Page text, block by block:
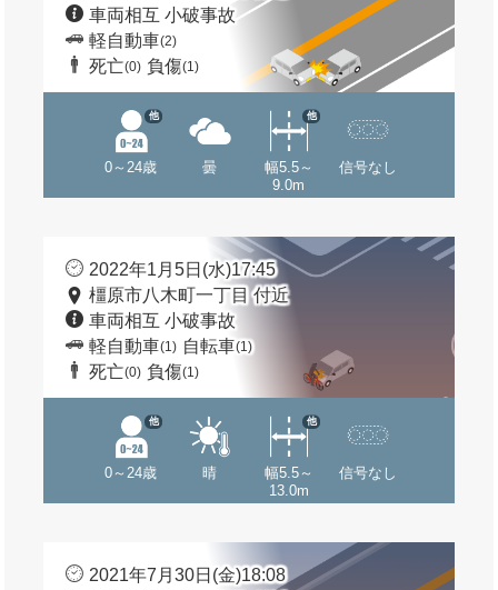
車両相互 小破事故
軽自動車(2)
死亡(0) 負傷(1)
0～24歳
他
曇
幅5.5～
9.0m
他
信号なし
2022年1月5日(水)17:45
橿原市八木町一丁目 付近
車両相互 小破事故
軽自動車(1) 自転車(1)
死亡(0) 負傷(1)
0～24歳
他
晴
幅5.5～
13.0m
他
信号なし
2021年7月30日(金)18:08